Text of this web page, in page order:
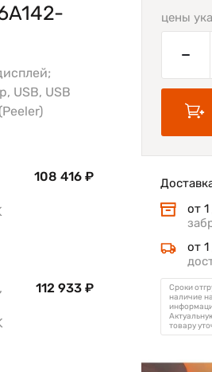
USB, USB
108 416 ₽
112 933 ₽
цены
от
от
Сроки
наличие
товару